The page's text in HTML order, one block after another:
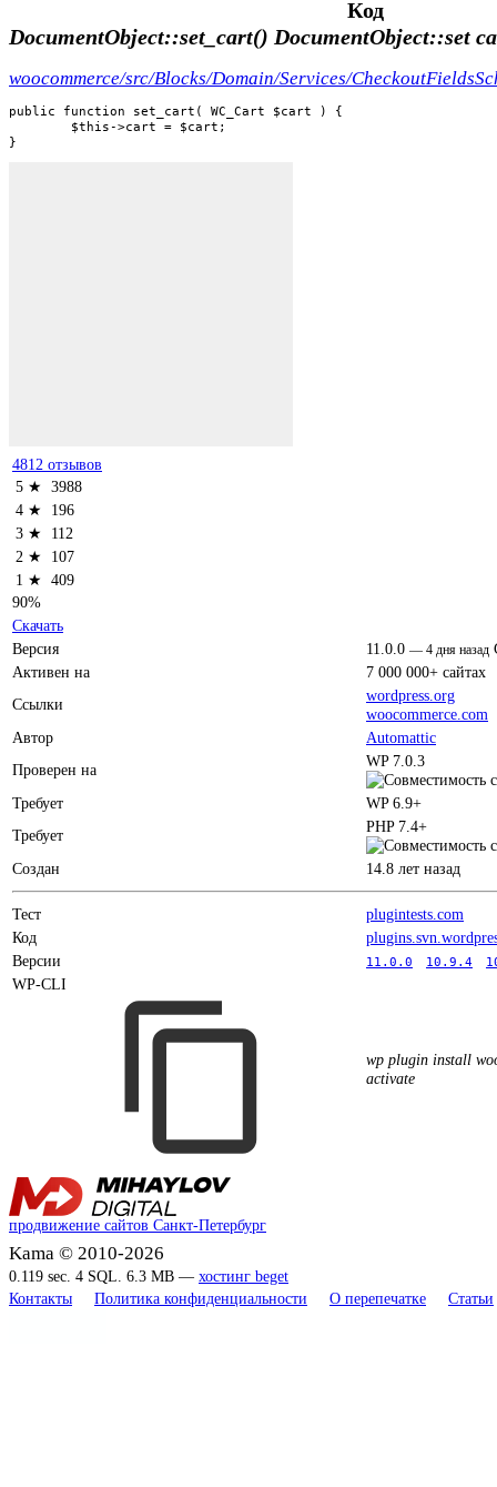
Код
DocumentObject::set_cart() DocumentObject::set
woocommerce/src/Blocks/Domain/Services/
public function set_cart( WC_Cart $cart ) {
}
4812 отзывов
5 ★ 3988
4 ★
196
3 ★
112
2 ★
107
1 ★ 409
90%
Скачать
Версия
11.0.0 — 4 дня назад
Активен на
7 000 000+ сайтах
Ссылки
wordpress.org
woocommerce.com
Автор
Automattic
Проверен на
WP 7.0.3
Требует
WP 6.9+
Требует
PHP 7.4+
Создан 14.8 лет назад
Тест
plugintests.com
Код
Версии
11.0.0 10.9.4
WP-CLI
wp plugin install
activate
продвижение сайтов Санкт-Петербург
Kama © 2010-2026
0.119 sec. 4 SQL. 6.3 MB — хостинг beget
Контакты
Политика конфиденциальности О перепечатке Статьи